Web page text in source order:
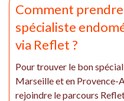
Comment
spécialiste
via Reflet ?
Pour trouver le bon
Marseille et en Provence-
rejoindre le parcours